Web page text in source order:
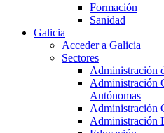
Formación
Sanidad
Galicia
Acceder a Galicia
Sectores
Administración
Administración
Autónomas
Administración
Administración